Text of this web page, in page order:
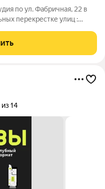
по ул. Фабричная, 22 в
перекрестке улиц :
Этаже чисто и спокойно.
14